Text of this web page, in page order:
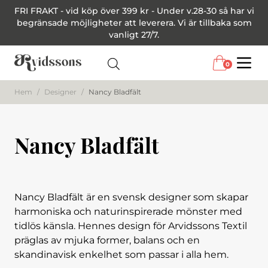
FRI FRAKT - vid köp över 399 kr - Under v.28-30 så har vi
begränsade möjligheter att leverera. Vi är tillbaka som
vanligt 27/7.
0
Hem / Designer / Nancy Bladfält
Nancy Bladfält
Nancy Bladfält är en svensk designer som skapar
harmoniska och naturinspirerade mönster med
tidlös känsla. Hennes design för Arvidssons Textil
präglas av mjuka former, balans och en
skandinavisk enkelhet som passar i alla hem.